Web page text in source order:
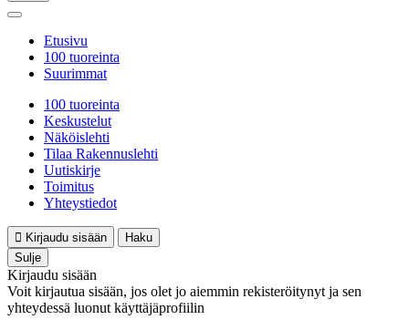
Etusivu
100 tuoreinta
Suurimmat
100 tuoreinta
Keskustelut
Näköislehti
Tilaa Rakennuslehti
Uutiskirje
Toimitus
Yhteystiedot
Kirjaudu sisään
Haku
Sulje
Kirjaudu sisään
Voit kirjautua sisään, jos olet jo aiemmin rekisteröitynyt ja sen
yhteydessä luonut käyttäjäprofiilin